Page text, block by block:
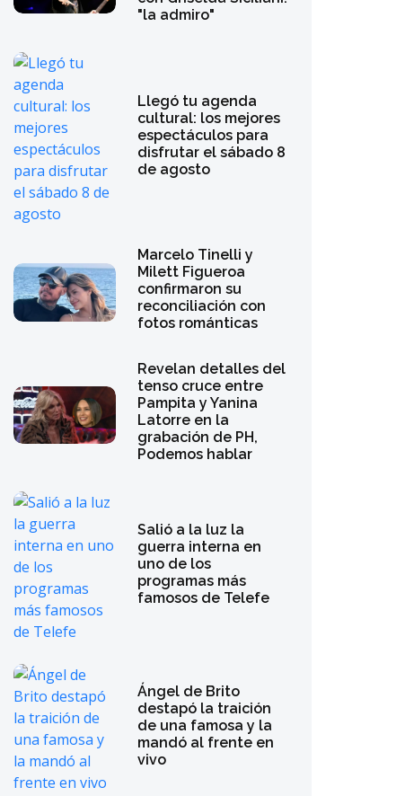
"la admiro"
Llegó tu agenda
cultural: los mejores
espectáculos para
disfrutar el sábado 8
de agosto
Marcelo Tinelli y
Milett Figueroa
confirmaron su
reconciliación con
fotos románticas
Revelan detalles del
tenso cruce entre
Pampita y Yanina
Latorre en la
grabación de PH,
Podemos hablar
Salió a la luz la
guerra interna en
uno de los
programas más
famosos de Telefe
Ángel de Brito
destapó la traición
de una famosa y la
mandó al frente en
vivo